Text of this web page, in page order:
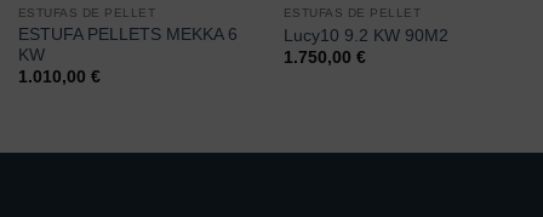
ESTUFAS DE PELLET
ESTUFA PELLETS MEKKA 6
KW
1.010,00 €
ESTUFAS DE PELLET
Lucy10 9.2 KW 90M2
1.750,00 €